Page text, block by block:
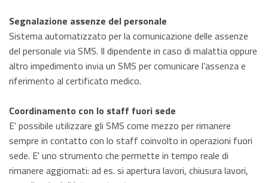
Segnalazione assenze del personale
Sistema automatizzato per la comunicazione delle assenze
del personale via SMS. Il dipendente in caso di malattia oppure
altro impedimento invia un SMS per comunicare l’assenza e
riferimento al certificato medico.
Coordinamento con lo staff fuori sede
E' possibile utilizzare gli SMS come mezzo per rimanere
sempre in contatto con lo staff coinvolto in operazioni fuori
sede. E' uno strumento che permette in tempo reale di
rimanere aggiornati: ad es. si apertura lavori, chiusura lavori,